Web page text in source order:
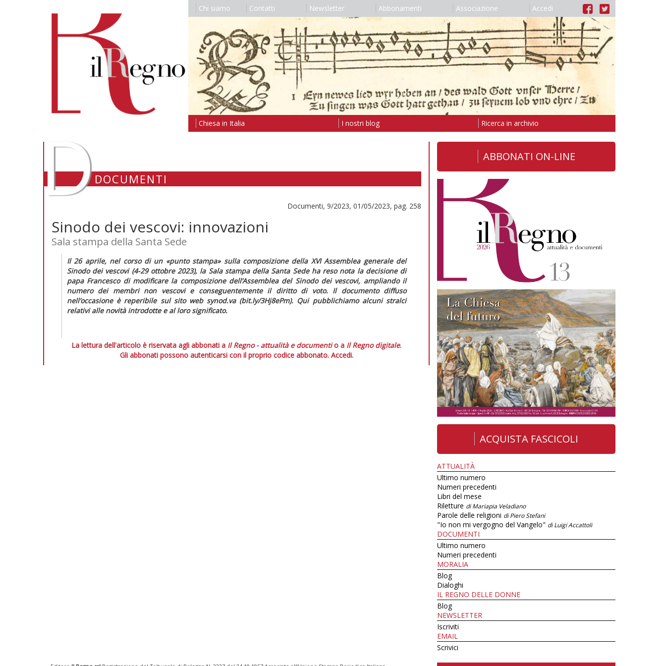
Chi siamo Contatti Newsletter Abbonamenti Associazione Accedi
Chiesa in Italia I nostri blog Ricerca in archivio
DDOCUMENTI
Documenti, 9/2023, 01/05/2023, pag. 258
Sinodo dei vescovi: innovazioni
Sala stampa della Santa Sede
Il 26 aprile, nel corso di un «punto stampa» sulla composizione della XVI Assemblea generale del
Sinodo dei vescovi (4-29 ottobre 2023), la Sala stampa della Santa Sede ha reso nota la decisione di
papa Francesco di modificare la composizione dell’Assemblea del Sinodo dei vescovi, ampliando il
numero dei membri non vescovi e conseguentemente il diritto di voto. Il documento diffuso
nell’occasione è reperibile sul sito web synod.va (bit.ly/3Hj8ePm). Qui pubblichiamo alcuni stralci
relativi alle novità introdotte e al loro significato.
La lettura dell'articolo è riservata agli abbonati a Il Regno - attualità e documentio a Il Regno digitale.
Gli abbonati possono autenticarsi con il proprio codice abbonato. Accedi.
ABBONATI ON-LINE
ACQUISTA FASCICOLI
ATTUALITÀ
Ultimo numero
Numeri precedenti
Libri del mese
Riletture di Mariapia Veladiano
Parole delle religioni di Piero Stefani
"Io non mi vergogno del Vangelo" di Luigi Accattoli
DOCUMENTI
Ultimo numero
Numeri precedenti
MORALIA
Blog
Dialoghi
IL REGNO DELLE DONNE
Blog
NEWSLETTER
Iscriviti
EMAIL
Scrivici